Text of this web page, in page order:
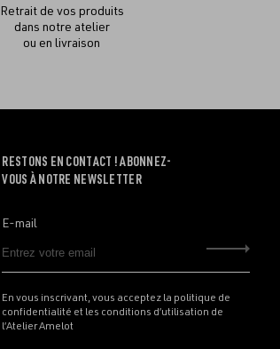
Retrait de vos produits
dans notre atelier
ou en livraison
RESTONS EN CONTACT ! ABONNEZ-
VOUS À NOTRE NEWSLETTER
E-mail
En vous inscrivant, vous acceptez la politique de
confidentialité et les conditions d’utilisation de
l’Atelier Amelot